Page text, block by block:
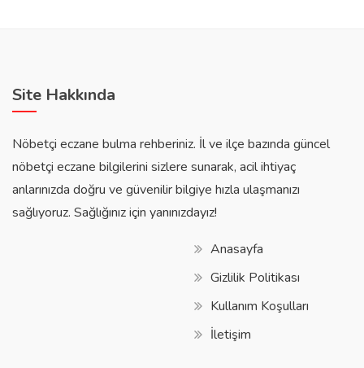
Site Hakkında
Nöbetçi eczane bulma rehberiniz. İl ve ilçe bazında güncel
nöbetçi eczane bilgilerini sizlere sunarak, acil ihtiyaç
anlarınızda doğru ve güvenilir bilgiye hızla ulaşmanızı
sağlıyoruz. Sağlığınız için yanınızdayız!
Anasayfa
Gizlilik Politikası
Kullanım Koşulları
İletişim